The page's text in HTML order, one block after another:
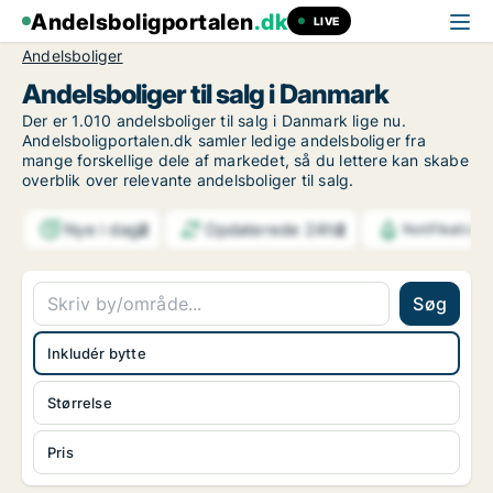
Andelsboligportalen.dk LIVE
Andelsboliger
Andelsboliger til salg i Danmark
Der er 1.010 andelsboliger til salg i Danmark lige nu.
Andelsboligportalen.dk samler ledige andelsboliger fra
mange forskellige dele af markedet, så du lettere kan skabe
overblik over relevante andelsboliger til salg.
Nye i dag2 Opdaterede 24h2
Søg
Størrelse
Pris
Inkludér bytte